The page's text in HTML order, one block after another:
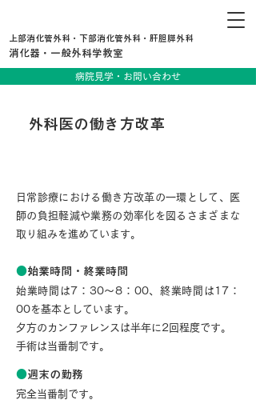
上部消化管外科・下部消化管外科・肝胆膵外科
消化器・一般外科学教室
病院見学・お問い合わせ
外科医の働き方改革
日常診療における働き方改革の一環として、医
師の負担軽減や業務の効率化を図るさまざまな
取り組みを進めています。
●始業時間・終業時間
始業時間は7：30～8：00、終業時間は17：
00を基本としています。
夕方のカンファレンスは半年に2回程度です。
手術は当番制です。
●週末の勤務
完全当番制です。